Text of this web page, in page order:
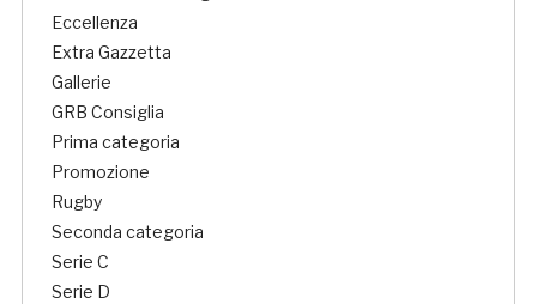
Eccellenza
Extra Gazzetta
Gallerie
GRB Consiglia
Prima categoria
Promozione
Rugby
Seconda categoria
Serie C
Serie D